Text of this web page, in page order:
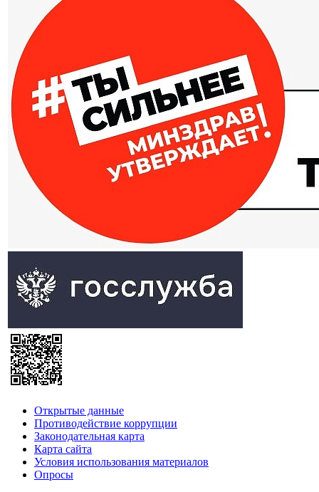
Открытые данные
Противодействие коррупции
Законодательная карта
Карта сайта
Условия использования материалов
Опросы